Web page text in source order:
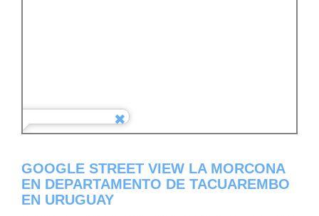
GOOGLE STREET VIEW LA MORCONA
EN DEPARTAMENTO DE TACUAREMBO
EN URUGUAY